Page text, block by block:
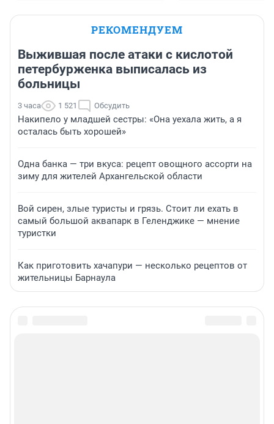
РЕКОМЕНДУЕМ
Выжившая после атаки с кислотой
петербурженка выписалась из
больницы
3 часа 1 521 Обсудить
Накипело у младшей сестры: «Она уехала жить, а я
осталась быть хорошей»
Одна банка — три вкуса: рецепт овощного ассорти на
зиму для жителей Архангельской области
Вой сирен, злые туристы и грязь. Стоит ли ехать в
самый большой аквапарк в Геленджике — мнение
туристки
Как приготовить хачапури — несколько рецептов от
жительницы Барнаула